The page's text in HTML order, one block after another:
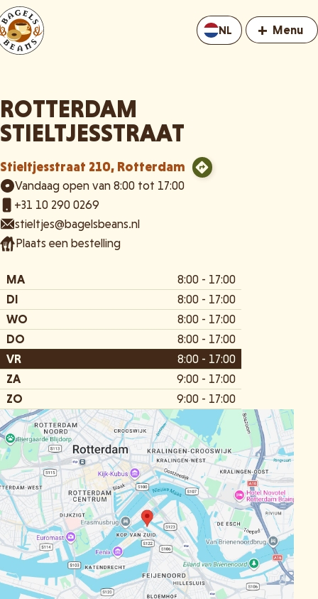
+ Menu
NL
ROTTERDAM
STIELTJESSTRAAT
Stieltjesstraat 210, Rotterdam
Vandaag open van 8:00 tot 17:00
+31 10 290 0269
stieltjes@bagelsbeans.nl
Plaats een bestelling
MA
8:00 - 17:00
DI
8:00 - 17:00
WO
8:00 - 17:00
DO
8:00 - 17:00
VR
8:00 - 17:00
ZA
9:00 - 17:00
ZO
9:00 - 17:00